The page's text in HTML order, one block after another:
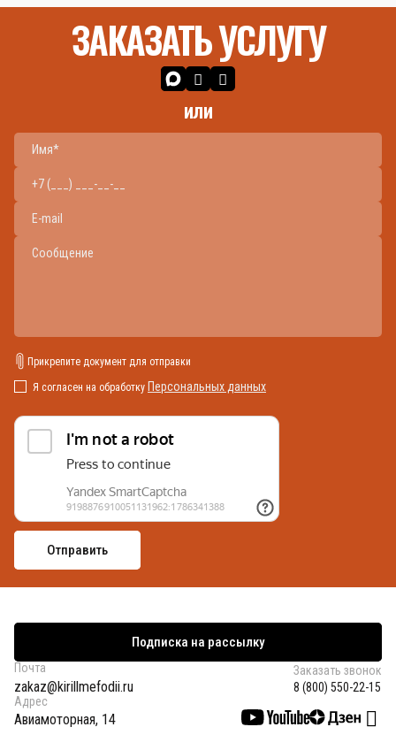
ЗАКАЗАТЬ УСЛУГУ
или
Прикрепите документ для отправки
Я согласен на обработку Персональных данных
Подписка на рассылку
Почта
zakaz@kirillmefodii.ru
Заказать звонок
8 (800) 550-22-15
Адрес
Авиамоторная, 14